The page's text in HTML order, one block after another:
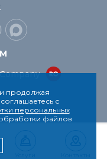
продолжая
с
персональных
файлов